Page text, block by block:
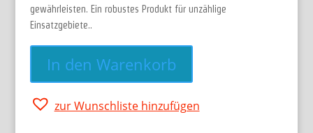
gewährleisten. Ein robustes Produkt für unzählige
Einsatzgebiete..
Nur noch 1 vorrätig
No.547,
Schürze,
Olivgrün
In den Warenkorb
zur Wunschliste hinzufügen